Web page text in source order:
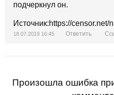
подчеркнул он.
Источник:https://censor.net/
18.07.2019 16:45 Ответить
Произошла ошибка